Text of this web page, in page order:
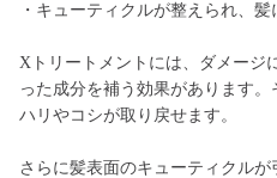
・キューティクルが整えられ、髪
Xトリートメントには、ダメージ
った成分を補う効果があります
ハリやコシが取り戻せます。
さらに髪表面のキューティクル